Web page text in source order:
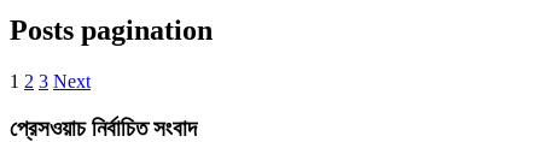
Posts pagination
1 2 3 Next
প্রেসওয়াচ নির্বাচিত সংবাদ